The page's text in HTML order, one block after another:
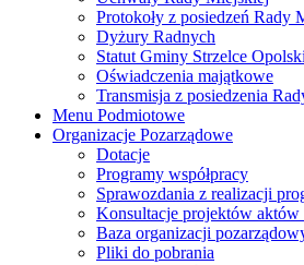
Protokoły z posiedzeń Rady
Dyżury Radnych
Statut Gminy Strzelce
Oświadczenia majątkowe
Transmisja z posiedzenia
Menu Podmiotowe
Organizacje Pozarządowe
Dotacje
Programy współpracy
Sprawozdania z realizacji
Konsultacje projektów
Baza organizacji
Pliki do pobrania